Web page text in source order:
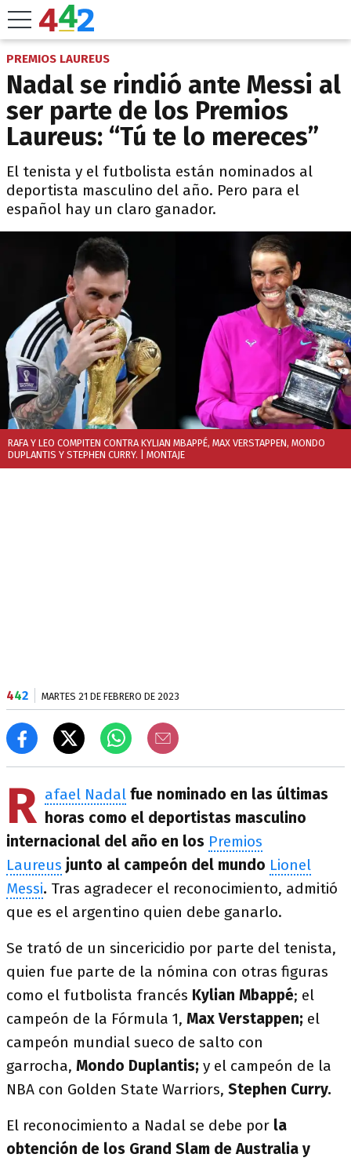
PREMIOS LAUREUS
Nadal se rindió ante Messi al
ser parte de los Premios
Laureus: “Tú te lo mereces”
El tenista y el futbolista están nominados al
deportista masculino del año. Pero para el
español hay un claro ganador.
RAFA Y LEO COMPITEN CONTRA KYLIAN MBAPPÉ, MAX VERSTAPPEN, MONDO
DUPLANTIS Y STEPHEN CURRY. | MONTAJE
442 MARTES 21 DE FEBRERO DE 2023
R afael Nadal fue nominado en las últimas
horas como el deportistas masculino
internacional del año en los Premios
Laureus junto al campeón del mundo Lionel
Messi. Tras agradecer el reconocimiento, admitió
que es el argentino quien debe ganarlo.
Se trató de un sincericidio por parte del tenista,
quien fue parte de la nómina con otras figuras
como el futbolista francés Kylian Mbappé; el
campeón de la Fórmula 1, Max Verstappen; el
campeón mundial sueco de salto con
garrocha, Mondo Duplantis; y el campeón de la
NBA con Golden State Warriors, Stephen Curry.
El reconocimiento a Nadal se debe por la
obtención de los Grand Slam de Australia y